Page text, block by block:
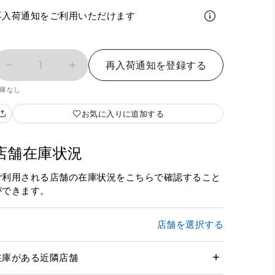
入荷通知をご利用いただけます
1 再入荷通知を登録する
なし
お気に入りに追加する
舗在庫状況
利用される店舗の在庫状況をこちらで確認すること
きます。
店舗を選択する
庫がある近隣店舗